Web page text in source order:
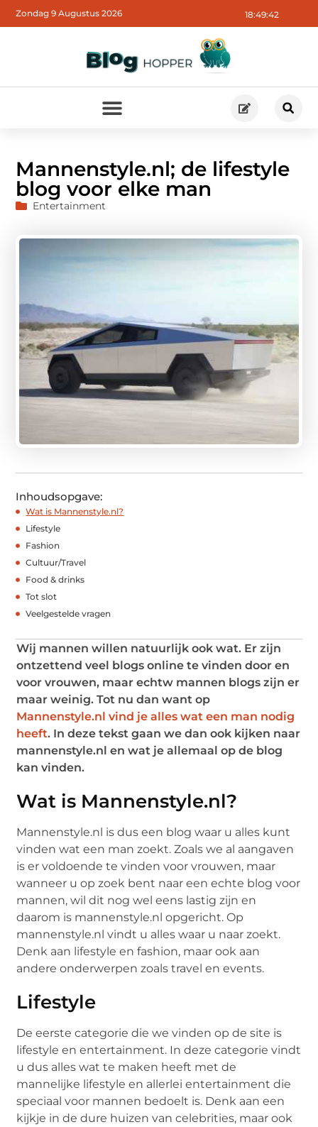
18:49:44
Zondag 9 Augustus 2026
Mannenstyle.nl; de lifestyle
blog voor elke man
Entertainment
Inhoudsopgave:
Wat is Mannenstyle.nl?
Lifestyle
Fashion
Cultuur/Travel
Food & drinks
Tot slot
Veelgestelde vragen
Wij mannen willen natuurlijk ook wat. Er zijn
ontzettend veel blogs online te vinden door en
voor vrouwen, maar echtw mannen blogs zijn er
maar weinig. Tot nu dan want op
Mannenstyle.nl vind je alles wat een man nodig
heeft. In deze tekst gaan we dan ook kijken naar
mannenstyle.nl en wat je allemaal op de blog
kan vinden.
Wat is Mannenstyle.nl?
Mannenstyle.nl is dus een blog waar u alles kunt
vinden wat een man zoekt. Zoals we al aangaven
is er voldoende te vinden voor vrouwen, maar
wanneer u op zoek bent naar een echte blog voor
mannen, wil dit nog wel eens lastig zijn en
daarom is mannenstyle.nl opgericht. Op
mannenstyle.nl vindt u alles waar u naar zoekt.
Denk aan lifestyle en fashion, maar ook aan
andere onderwerpen zoals travel en events.
Lifestyle
De eerste categorie die we vinden op de site is
lifestyle en entertainment. In deze categorie vindt
u dus alles wat te maken heeft met de
mannelijke lifestyle en allerlei entertainment die
speciaal voor mannen bedoelt is. Denk aan een
kijkje in de dure huizen van celebrities, maar ook